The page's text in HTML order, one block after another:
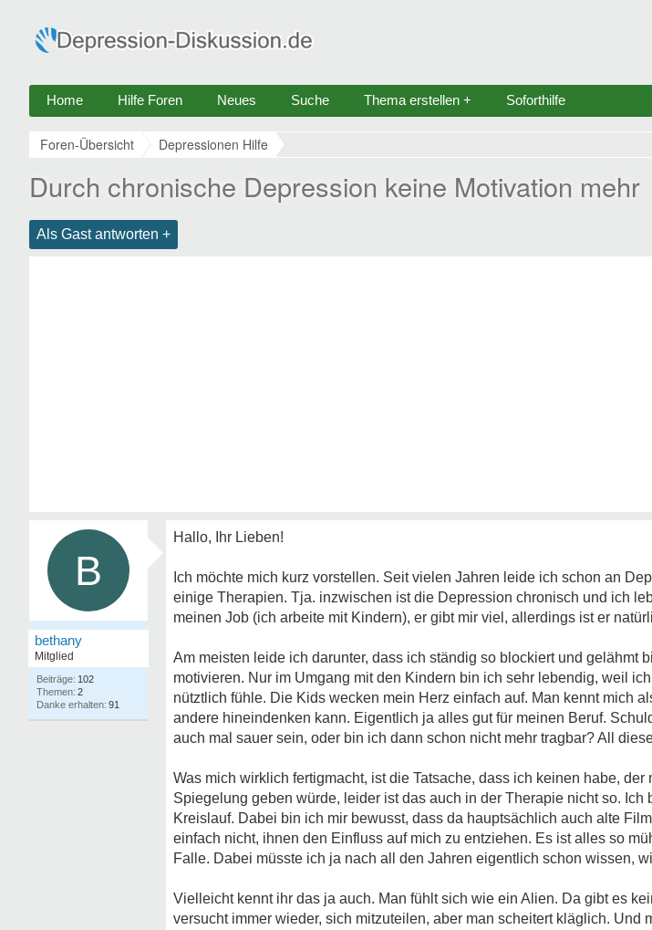
Home Hilfe Foren Neues Suche Thema erstellen + Soforthilfe
Foren-Übersicht Depressionen Hilfe
Durch chronische Depression keine Motivation mehr
Als Gast antworten +
B
bethany
Mitglied
102
2
91
Hallo, Ihr Lieben!
Ich möchte mich kurz vorstellen. Seit vielen Jahren leide ich schon an
einige Therapien. Tja. inzwischen ist die Depression chronisch und ich
meinen Job (ich arbeite mit Kindern), er gibt mir viel, allerdings ist er
Am meisten leide ich darunter, dass ich ständig so blockiert und gelähmt
motivieren. Nur im Umgang mit den Kindern bin ich sehr lebendig, weil
nütztlich fühle. Die Kids wecken mein Herz einfach auf. Man kennt mich
andere hineindenken kann. Eigentlich ja alles gut für meinen Beruf.
auch mal sauer sein, oder bin ich dann schon nicht mehr tragbar? All
Was mich wirklich fertigmacht, ist die Tatsache, dass ich keinen habe,
Spiegelung geben würde, leider ist das auch in der Therapie nicht so. Ich
Kreislauf. Dabei bin ich mir bewusst, dass da hauptsächlich auch alte
einfach nicht, ihnen den Einfluss auf mich zu entziehen. Es ist alles so
Falle. Dabei müsste ich ja nach all den Jahren eigentlich schon wissen,
Vielleicht kennt ihr das ja auch. Man fühlt sich wie ein Alien. Da gibt es
versucht immer wieder, sich mitzuteilen, aber man scheitert kläglich. Und